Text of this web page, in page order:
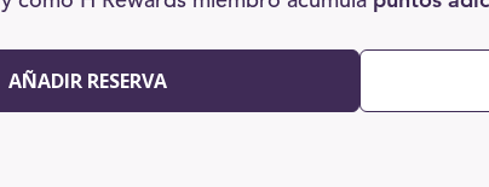
AÑADIR RESERVA